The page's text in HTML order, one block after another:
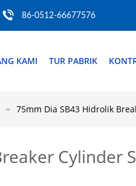
86-0512-66677576
KAMI TUR PABRIK
75mm Dia SB43 Hidrolik
Cylinder